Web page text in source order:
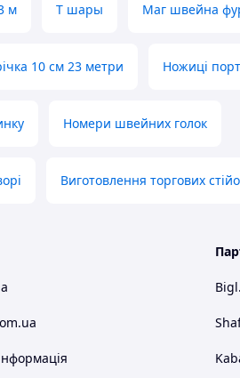
м Т шары Маг швейна
10 см 23 метри Ножиці
Номери швейних голок
Виготовлення торгових